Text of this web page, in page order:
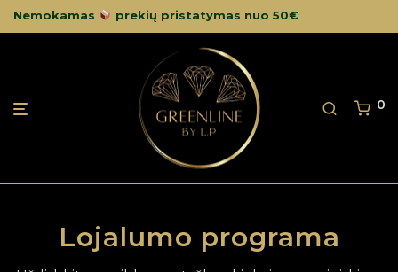
Nemokamas prekių pristatymas nuo 50€
0
Lojalumo programa